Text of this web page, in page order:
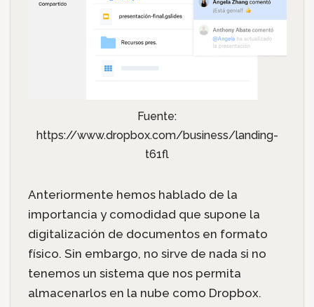
Fuente:
https://www.dropbox.com/business/landing-
t61fl
Anteriormente hemos hablado de la
importancia y comodidad que supone la
digitalización de documentos en formato
físico. Sin embargo, no sirve de nada si no
tenemos un sistema que nos permita
almacenarlos en la nube como Dropbox.